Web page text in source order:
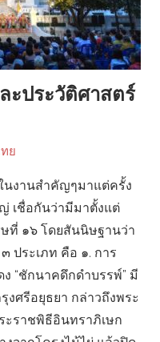
ะประวัติศาสตร์
ย
นงานสำคัญๆมาแต่ครั้ง
เชื่อกันว่ามีมาตั้งแต่
ที่ ๑๖ โดยสันนิษฐานว่า
ประเภท คือ ๑. การ
“ชักนาคดึกดำบรรพ์” มี
ศรีอยุธยา กล่าวถึงพระ
ะราชพิธีอินทราภิเษก